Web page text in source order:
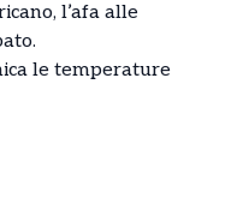
l’afa alle
le temperature